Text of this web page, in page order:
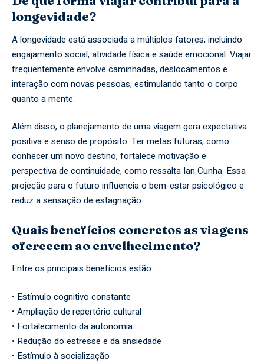
longevidade?
A longevidade está associada a múltiplos fatores, incluindo
engajamento social, atividade física e saúde emocional. Viajar
frequentemente envolve caminhadas, deslocamentos e
interação com novas pessoas, estimulando tanto o corpo
quanto a mente.
Além disso, o planejamento de uma viagem gera expectativa
positiva e senso de propósito. Ter metas futuras, como
conhecer um novo destino, fortalece motivação e
perspectiva de continuidade, como ressalta Ian Cunha. Essa
projeção para o futuro influencia o bem-estar psicológico e
reduz a sensação de estagnação.
Quais benefícios concretos as viagens
oferecem ao envelhecimento?
Entre os principais benefícios estão:
• Estímulo cognitivo constante
• Ampliação de repertório cultural
• Fortalecimento da autonomia
• Redução do estresse e da ansiedade
• Estímulo à socialização